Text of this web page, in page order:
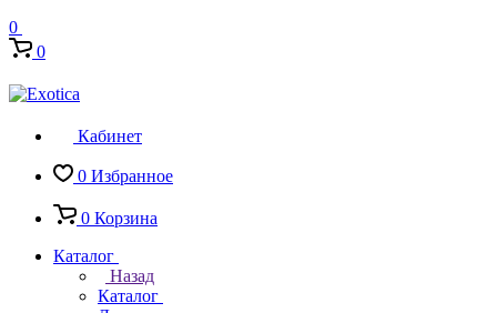
0
0
Кабинет
0 Избранное
0 Корзина
Каталог
Назад
Каталог